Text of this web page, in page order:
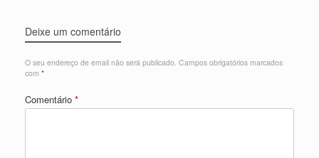
Deixe um comentário
O seu endereço de email não será publicado. Campos obrigatórios marcados
com *
Comentário *